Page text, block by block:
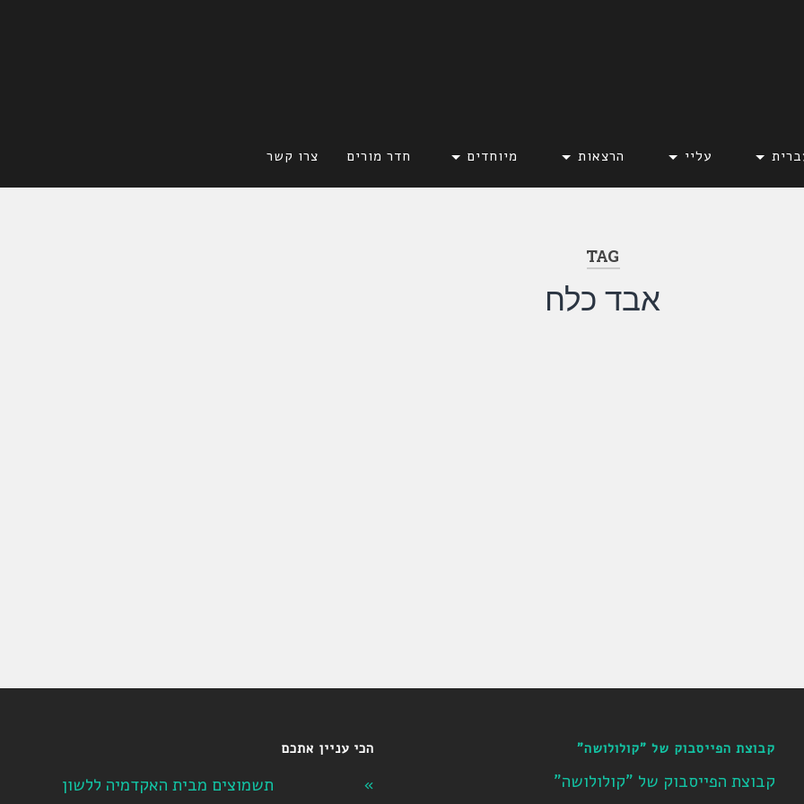
עליי הרצאות מיוחדים חדר מורים צרו קשר
TAG
אבד כלח
קבוצת הפייסבוק של "קולולושה"
קבוצת הפייסבוק של "קולולושה"
הכי עניין אתכם
תשמוצים מבית האקדמיה ללשון